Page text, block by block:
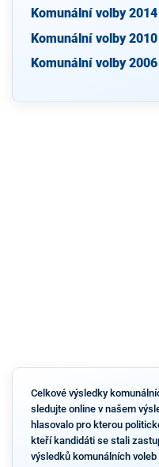
Komunální volby 2014
Komunální volby 2010
Komunální volby 2006
Celkové výsledky
sledujte online v našem
hlasovalo pro kterou
kteří kandidáti se stali
výsledků komunálních